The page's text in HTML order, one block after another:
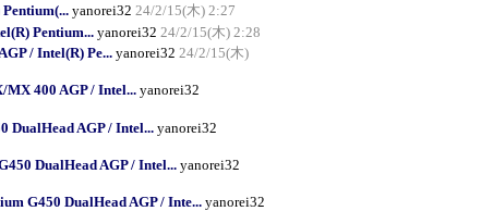
yanorei32 24/2/15(木) 2:27
Pentium... yanorei32 24/2/15(木) 2:28
/ Intel(R) Pe... yanorei32 24/2/15(木)
MX 400 AGP / Intel... yanorei32
DualHead AGP / Intel... yanorei32
DualHead AGP / Intel...yanorei32
G450 DualHead AGP / Inte... yanorei32